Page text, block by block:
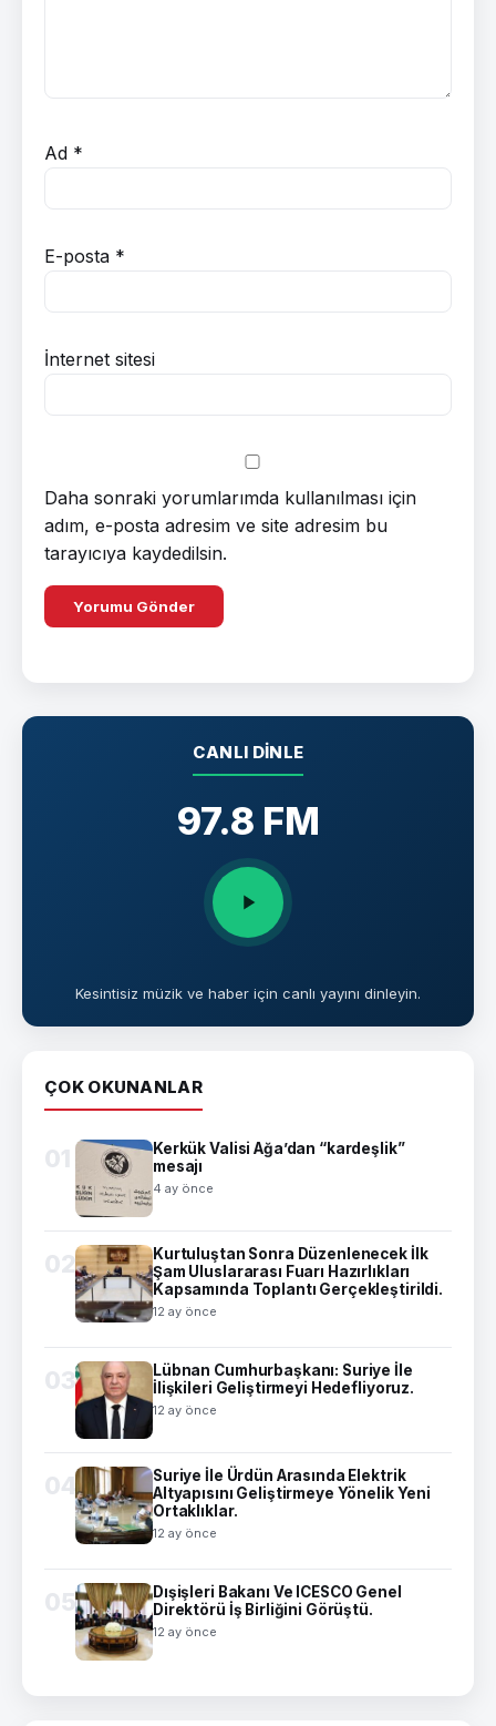
Ad *
E-posta *
İnternet sitesi
Daha sonraki yorumlarımda kullanılması için
adım, e-posta adresim ve site adresim bu
tarayıcıya kaydedilsin.
CANLI DINLE
97.8 FM
Kesintisiz müzik ve haber için canlı yayını dinleyin.
ÇOK OKUNANLAR
01
Kerkük Valisi Ağa’dan “kardeşlik”
mesajı
4 ay önce
02
Kurtuluştan Sonra Düzenlenecek İlk
Şam Uluslararası Fuarı Hazırlıkları
Kapsamında Toplantı Gerçekleştirildi.
12 ay önce
03
Lübnan Cumhurbaşkanı: Suriye İle
İlişkileri Geliştirmeyi Hedefliyoruz.
12 ay önce
04
Suriye İle Ürdün Arasında Elektrik
Altyapısını Geliştirmeye Yönelik Yeni
Ortaklıklar.
12 ay önce
05
Dışişleri Bakanı Ve ICESCO Genel
Direktörü İş Birliğini Görüştü.
12 ay önce